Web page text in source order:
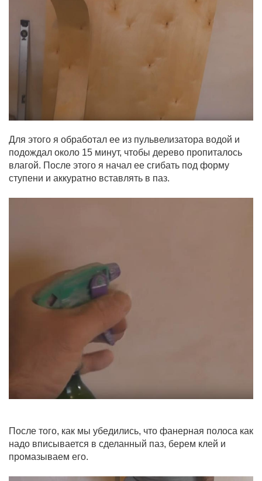
Для этого я обработал ее из пульвелизатора водой и
подождал около 15 минут, чтобы дерево пропиталось
влагой. После этого я начал ее сгибать под форму
ступени и аккуратно вставлять в паз.
После того, как мы убедились, что фанерная полоса как
надо вписывается в сделанный паз, берем клей и
промазываем его.